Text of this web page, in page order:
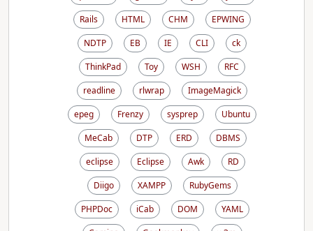
Rails
HTML CHM
EPWING
NDTP
EB IE CLI
ck
ThinkPad
Toy WSH
RFC
readline
rlwrap
ImageMagick
epeg
Frenzy sysprep
Ubuntu
MeCab
DTP ERD
DBMS
eclipse
Eclipse Awk
RD
Diigo
XAMPP
RubyGems
PHPDoc
iCab DOM
YAML